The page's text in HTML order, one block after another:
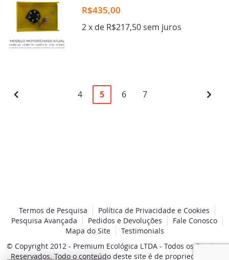
R$435,00
2 x de R$217,50 sem juros
Página
Página
Anterior Página
4
Você
5 Página
6 Página
7
Termos de Pesquisa
Política de Privacidade e Cookies
Pesquisa Avançada
Pedidos e Devoluções
Fale Conosco
Mapa do Site
Testimonials
© Copyright 2012 - Premium Ecológica LTDA - Todos os Direitos
Reservados. Todo o conteúdo deste site é de propriedade da